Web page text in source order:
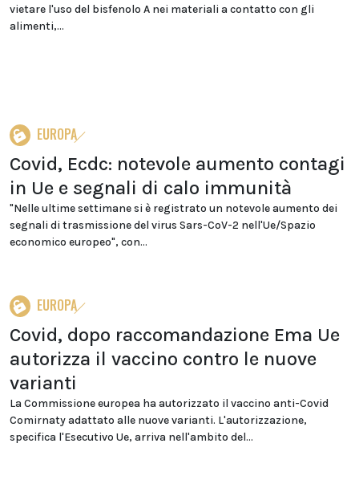
vietare l'uso del bisfenolo A nei materiali a contatto con gli
alimenti,...
EUROPA
Covid, Ecdc: notevole aumento contagi
in Ue e segnali di calo immunità
"Nelle ultime settimane si è registrato un notevole aumento dei
segnali di trasmissione del virus Sars-CoV-2 nell'Ue/Spazio
economico europeo", con...
EUROPA
Covid, dopo raccomandazione Ema Ue
autorizza il vaccino contro le nuove
varianti
La Commissione europea ha autorizzato il vaccino anti-Covid
Comirnaty adattato alle nuove varianti. L'autorizzazione,
specifica l'Esecutivo Ue, arriva nell'ambito del...